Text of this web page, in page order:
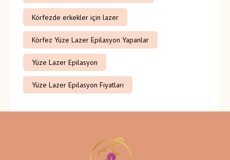
Körfezde erkekler için lazer
Körfez Yüze Lazer Epilasyon Yapanlar
Yüze Lazer Epilasyon
Yüze Lazer Epilasyon Fiyatları